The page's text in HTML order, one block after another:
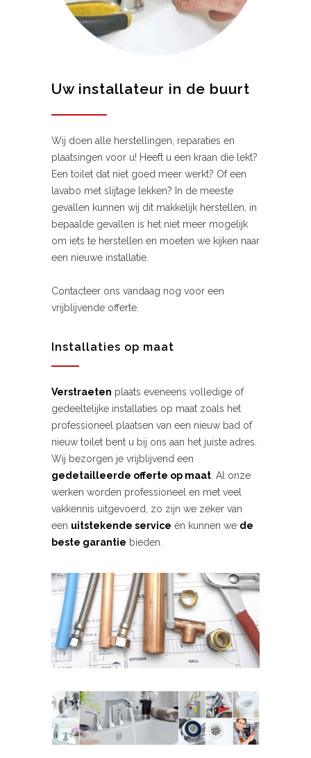
Uw installateur in de buurt
Wij doen alle herstellingen, reparaties en
plaatsingen voor u! Heeft u een kraan die lekt?
Een toilet dat niet goed meer werkt? Of een
lavabo met slijtage lekken? In de meeste
gevallen kunnen wij dit makkelijk herstellen, in
bepaalde gevallen is het niet meer mogelijk
om iets te herstellen en moeten we kijken naar
een nieuwe installatie.
Contacteer ons vandaag nog voor een
vrijblijvende offerte.
Installaties op maat
Verstraeten plaats eveneens volledige of
gedeeltelijke installaties op maat zoals het
professioneel plaatsen van een nieuw bad of
nieuw toilet bent u bij ons aan het juiste adres.
Wij bezorgen je vrijblijvend een
gedetailleerde offerte op maat . Al onze
werken worden professioneel en met veel
vakkennis uitgevoerd, zo zijn we zeker van
een uitstekende service én kunnen we de
beste garantie bieden.